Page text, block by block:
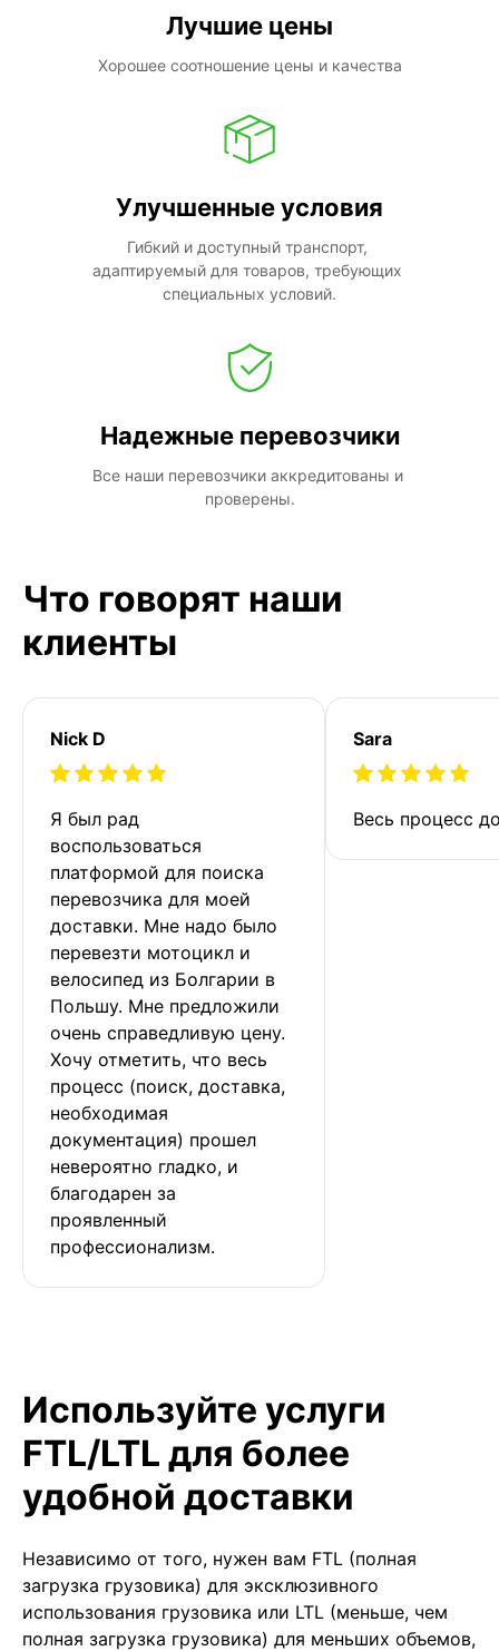
Лучшие цены
Хорошее соотношение цены и качества
Улучшенные условия
Гибкий и доступный транспорт,
адаптируемый для товаров, требующих
специальных условий.
Надежные перевозчики
Все наши перевозчики аккредитованы и
проверены.
Что говорят наши
клиенты
Nick D
Я был рад
воспользоваться
платформой для поиска
перевозчика для моей
доставки. Мне надо было
перевезти мотоцикл и
велосипед из Болгарии в
Польшу. Мне предложили
очень справедливую цену.
Хочу отметить, что весь
процесс (поиск, доставка,
необходимая
документация) прошел
невероятно гладко, и
благодарен за
проявленный
профессионализм.
Sara
Весь процесс
Используйте услуги
FTL/LTL для более
удобной доставки
Независимо от того, нужен вам FTL (полная
загрузка грузовика) для эксклюзивного
использования грузовика или LTL (меньше, чем
полная загрузка грузовика) для меньших объемов,